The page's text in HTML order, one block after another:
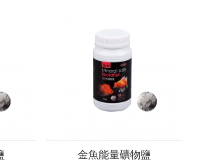
金魚能量礦物鹽